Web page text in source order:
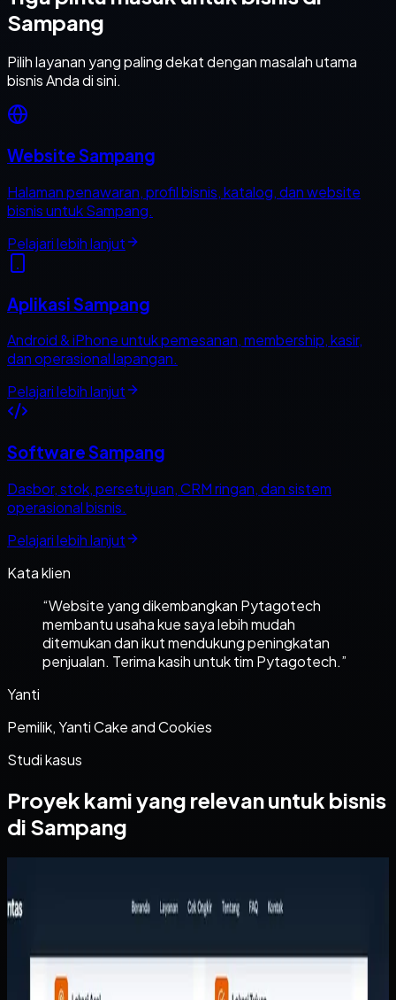
Sampang
Pilih layanan yang paling dekat dengan masalah utama
bisnis Anda di sini.
Website Sampang
Halaman penawaran, profil bisnis, katalog, dan website
bisnis untuk Sampang.
Pelajari lebih lanjut
Aplikasi Sampang
Android & iPhone untuk pemesanan, membership, kasir,
dan operasional lapangan.
Pelajari lebih lanjut
Software Sampang
Dasbor, stok, persetujuan, CRM ringan, dan sistem
operasional bisnis.
Pelajari lebih lanjut
Kata klien
“Website yang dikembangkan Pytagotech
membantu usaha kue saya lebih mudah
ditemukan dan ikut mendukung peningkatan
penjualan. Terima kasih untuk tim Pytagotech.”
Yanti
Pemilik, Yanti Cake and Cookies
Studi kasus
Proyek kami yang relevan untuk bisnis
di Sampang
Arthalintas
Sebelumnya